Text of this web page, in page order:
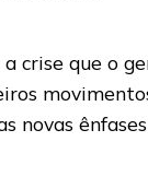
crise que o
novas